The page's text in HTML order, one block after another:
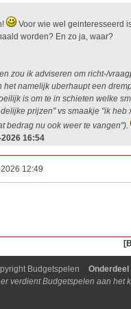
Voor wie wel geinteresseerd
worden? En zo ja, waar?
zou ik adviseren om richt-/
namelijk uberhaupt een
is om te in schieten welke
prijzen" vs smaakje "ik heb
bedrag nu ook weer te vangen").
16:54
12:49
Budgetspelen
Onderdeel
verdient Budgetspelen aan het